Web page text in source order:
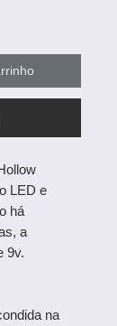
LED e
há
a
9v.
na